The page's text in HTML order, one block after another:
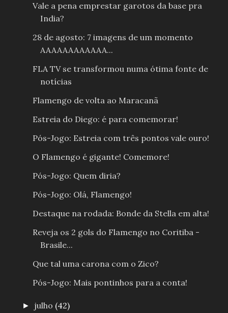
Vale a pena emprestar garotos da base pra
India?
28 de agosto: 7 imagens de um momento
AAAAAAAAAAAA...
FLA TV se transformou numa ótima fonte de
notícias
Flamengo de volta ao Maracanã
Estreia do Diego: é para comemorar!
Pós-Jogo: Estreia com três pontos vale ouro!
O Flamengo é gigante! Comemore!
Pós-Jogo: Quem diria?
Pós-Jogo: Olá, Flamengo!
Destaque na rodada: Bonde da Stella em alta!
Reveja os 2 gols do Flamengo no Coritiba -
Brasile...
Que tal uma carona com o Zico?
Pós-Jogo: Mais pontinhos para a conta!
► julho (42)